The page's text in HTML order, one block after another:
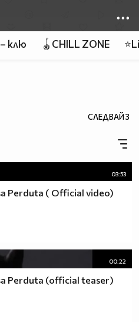
клю 🪀CHILL ZONE
СЛЕДВАЙ3
03:53
Perduta ( Official video)
00:22
Perduta (official teaser)